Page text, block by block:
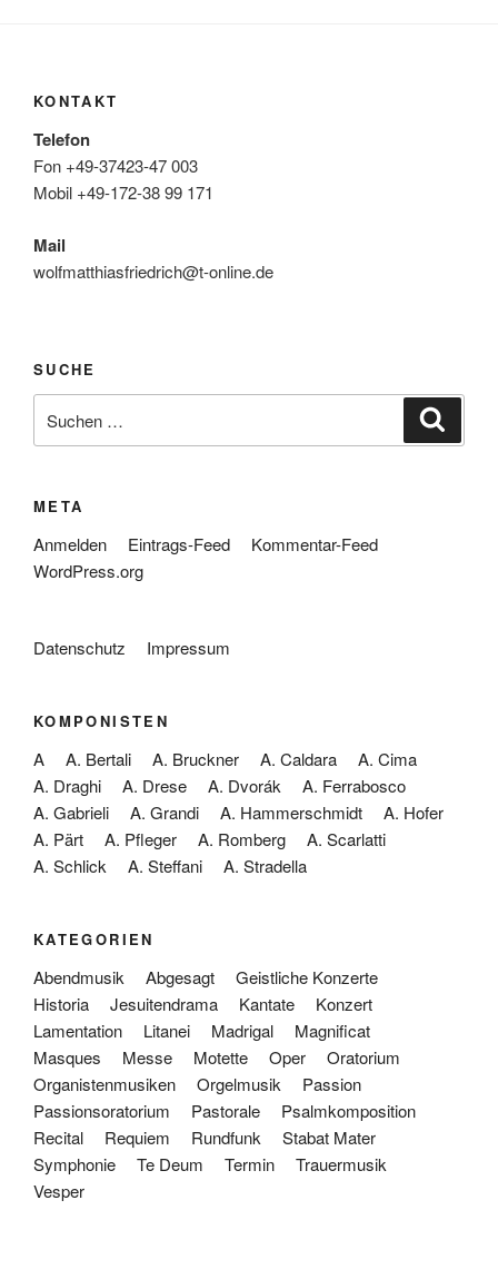
KONTAKT
Telefon
Fon +49-37423-47 003
Mobil +49-172-38 99 171
Mail
wolfmatthiasfriedrich@t-online.de
SUCHE
nach:
META
Anmelden Eintrags-Feed
Kommentar-Feed
WordPress.org
Datenschutz Impressum
KOMPONISTEN
A A. Bertali A. Bruckner A. Caldara
A. Cima
A. Draghi
A. Drese A. Dvorák
A. Ferrabosco
A. Gabrieli
A. Grandi A. Hammerschmidt
A. Hofer
A. Pärt
A. Pfleger A. Romberg
A. Scarlatti
A. Schlick
A. Steffani A. Stradella
KATEGORIEN
Abendmusik Abgesagt
Geistliche Konzerte
Historia
Jesuitendrama Kantate
Konzert
Lamentation
Litanei Madrigal
Magnificat
Masques
Messe Motette Oper
Oratorium
Organistenmusiken
Orgelmusik
Passion
Passionsoratorium
Pastorale
Psalmkomposition
Recital
Requiem Rundfunk
Stabat Mater
Symphonie
Te Deum Termin
Trauermusik
Vesper